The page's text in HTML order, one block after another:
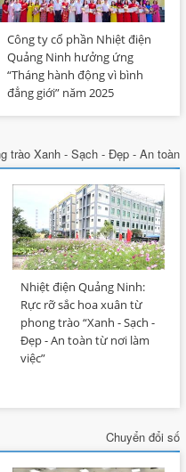
Dự án nâng cấp, cải tạo hệ
xử lý khí thải Nhà máy
điện Quảng Ninh
uỷ Công ty cổ phần Nhiệt
Quảng Ninh tham dự Hội
toàn quốc nghiên cứu, học
Nghị quyết số 10-NQ/TW
Bộ Chính trị
Công ty cổ phần Nhiệt điện
Quảng Ninh hưởng ứng
“Tháng hành động vì bình
đẳng giới” năm 2025
trào Xanh - Sạch - Đẹp - An toàn
Nhiệt điện Quảng Ninh:
Rực rỡ sắc hoa xuân từ
phong trào “Xanh - Sạch -
Đẹp - An toàn từ nơi làm
việc”
Chuyển đổi số